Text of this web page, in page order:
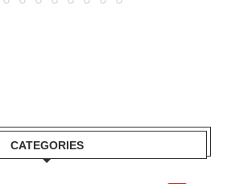
CATEGORIES